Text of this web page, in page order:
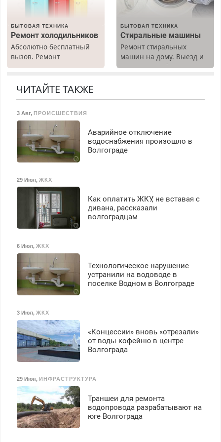
БЫТОВАЯ ТЕХНИКА
Ремонт холодильников
Абсолютно бесплатный
вызов. Ремонт
холодильников всех
гарантией. Все р-ны.
40%. Мастер со стажем.
БЫТОВАЯ ТЕХНИКА
Стиральные машины
Ремонт стиральных
машин на дому. Выезд и
диагностика бесплатно.
ЧИТАЙТЕ ТАКЖЕ
3 Авг, ПРОИСШЕСТВИЯ
Аварийное отключение
водоснабжения произошло в
Волгограде
29 Июл, ЖКХ
Как оплатить ЖКУ, не вставая с
дивана, рассказали
волгоградцам
6 Июл, ЖКХ
Технологическое нарушение
устранили на водоводе в
поселке Водном в Волгограде
3 Июл, ЖКХ
«Концессии» вновь «отрезали»
от воды кофейню в центре
Волгограда
29 Июн, ИНФРАСТРУКТУРА
Траншеи для ремонта
водопровода разрабатывают на
юге Волгограда